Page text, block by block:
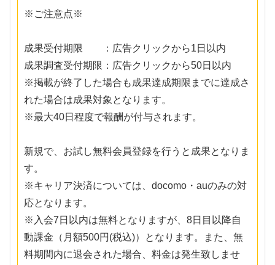
※ご注意点※
成果受付期限 ：広告クリックから1日以内
成果調査受付期限：広告クリックから50日以内
※掲載が終了した場合も成果達成期限までに達成さ
れた場合は成果対象となります。
※最大40日程度で報酬が付与されます。
新規で、お試し無料会員登録を行うと成果となりま
す。
※キャリア決済については、docomo・auのみの対
応となります。
※入会7日以内は無料となりますが、8日目以降自
動課金（月額500円(税込)）となります。また、無
料期間内に退会された場合、料金は発生致しませ